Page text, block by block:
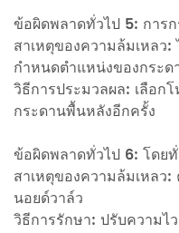
ข้อผิดพลาดทั่วไป 5: การ
สาเหตุของความล้มเหลว:
กำหนดตำแหน่งของกระ
วิธีการประมวลผล: เลือก
กระดานพื้นหลังอีกครั้ง
ข้อผิดพลาดทั่วไป 6: โดย
สาเหตุของความล้มเหลว:
นอยด์วาล์ว
วิธีการรักษา: ปรับความไ